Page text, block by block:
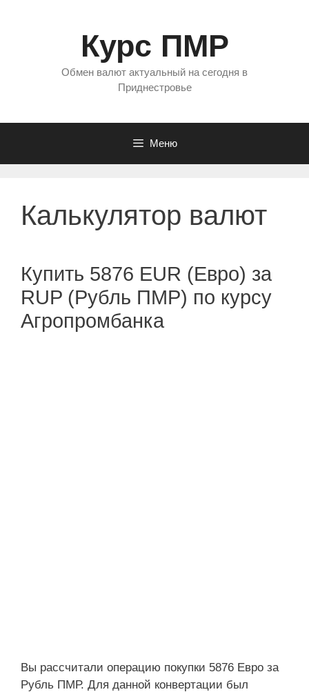
Курс ПМР
Обмен валют актуальный на сегодня в
Приднестровье
Меню
Калькулятор валют
Купить 5876 EUR (Евро) за
RUP (Рубль ПМР) по курсу
Агропромбанка
Вы рассчитали операцию покупки 5876 Евро за
Рубль ПМР. Для данной конвертации был